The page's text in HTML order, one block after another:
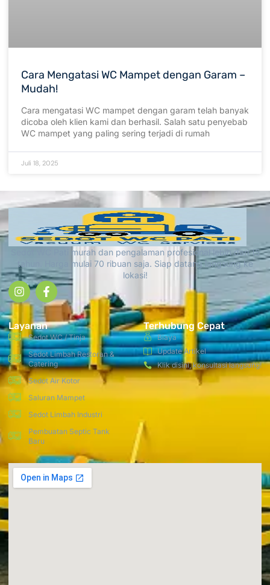
Cara Mengatasi WC Mampet dengan Garam –
Mudah!
Cara mengatasi WC mampet dengan garam telah banyak
dicoba oleh klien kami dan berhasil. Salah satu penyebab
WC mampet yang paling sering terjadi di rumah
Juli 18, 2025
Sedot WC Pati murah dan pengalaman profesional lebih dari 15
tahun. Harga mulai 70 ribuan saja. Siap datang langsung ke
lokasi!
Layanan
Sedot WC / Tinja
Sedot Limbah Restoran &
Catering
Sedot Air Kotor
Saluran Mampet
Sedot Limbah Industri
Pembuatan Septic Tank
Baru
Terhubung Cepat
Biaya
Update Artikel
Klik disini, konsultasi langsung!